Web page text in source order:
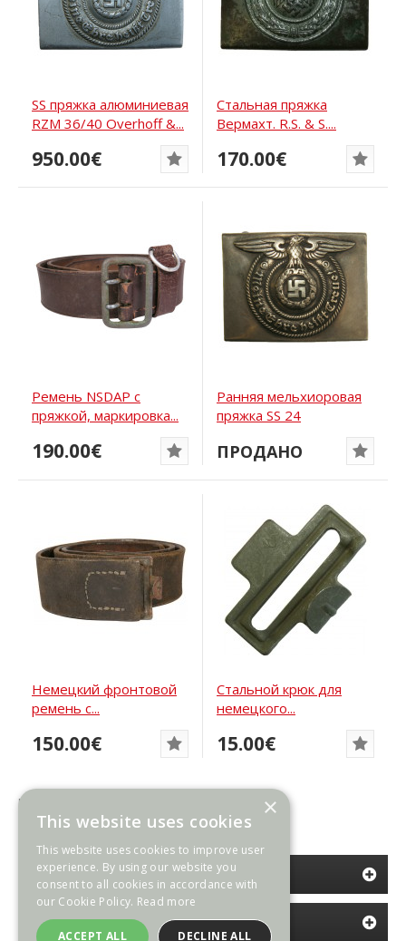
SS пряжка алюминиевая
RZM 36/40 Overhoff &...
950.00€
Стальная пряжка
Вермахт. R.S. & S....
170.00€
Ремень NSDAP с
пряжкой, маркировка...
190.00€
Ранняя мельхиоровая
пряжка SS 24
ПРОДАНО
Немецкий фронтовой
ремень с...
150.00€
Стальной крюк для
немецкого...
15.00€
Показано с 1 по 32 из 32 (всего 1 страниц)
КАТЕГОРИИ
ИНФОРМАЦИЯ
×
This website uses cookies
This website uses cookies to improve user
experience. By using our website you
consent to all cookies in accordance with
our Cookie Policy. Read more
ACCEPT ALL DECLINE ALL